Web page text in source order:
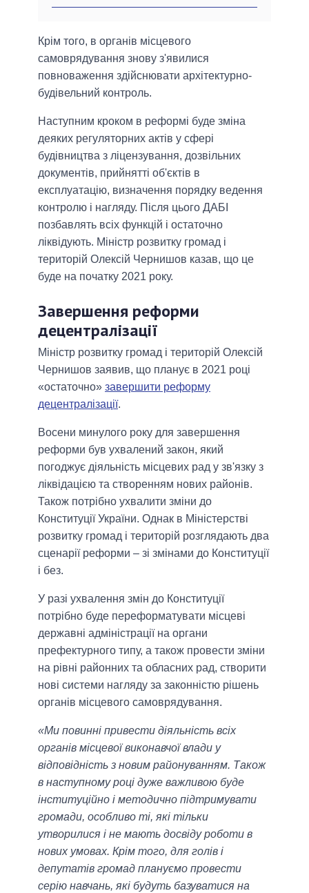
Крім того, в органів місцевого
самоврядування знову з'явилися
повноваження здійснювати архітектурно-
будівельний контроль.
Наступним кроком в реформі буде зміна
деяких регуляторних актів у сфері
будівництва з ліцензування, дозвільних
документів, прийнятті об'єктів в
експлуатацію, визначення порядку ведення
контролю і нагляду. Після цього ДАБІ
позбавлять всіх функцій і остаточно
ліквідують. Міністр розвитку громад і
територій Олексій Чернишов казав, що це
буде на початку 2021 року.
Завершення реформи
децентралізації
Міністр розвитку громад і територій Олексій
Чернишов заявив, що планує в 2021 році
«остаточно» завершити реформу
децентралізації.
Восени минулого року для завершення
реформи був ухвалений закон, який
погоджує діяльність місцевих рад у зв'язку з
ліквідацією та створенням нових районів.
Також потрібно ухвалити зміни до
Конституції України. Однак в Міністерстві
розвитку громад і територій розглядають два
сценарії реформи – зі змінами до Конституції
і без.
У разі ухвалення змін до Конституції
потрібно буде переформатувати місцеві
державні адміністрації на органи
префектурного типу, а також провести зміни
на рівні районних та обласних рад, створити
нові системи нагляду за законністю рішень
органів місцевого самоврядування.
«Ми повинні привести діяльність всіх
органів місцевої виконавчої влади у
відповідність з новим районуванням. Також
в наступному році дуже важливою буде
інституційно і методично підтримувати
громади, особливо ті, які тільки
утворилися і не мають досвіду роботи в
нових умовах. Крім того, для голів і
депутатів громад плануємо провести
серію навчань, які будуть базуватися на